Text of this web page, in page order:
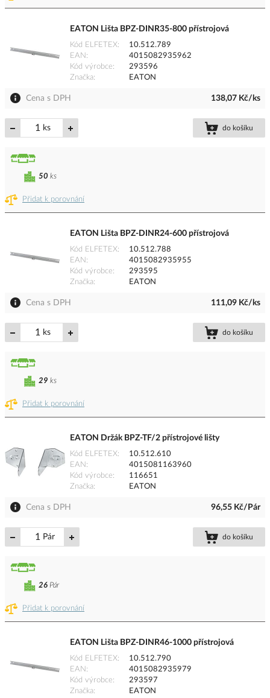
EATON Lišta BPZ-DINR35-800 přístrojová
Kód ELFETEX
10.512.789
EAN
4015082935962
Kód výrobce
293596
Značka
EATON
Cena s DPH 138,07 Kč/ks
ks do košíku
Přidat k porovnání
50 ks
EATON Lišta BPZ-DINR24-600 přístrojová
Kód ELFETEX
10.512.788
EAN
4015082935955
Kód výrobce
293595
Značka
EATON
Cena s DPH 111,09 Kč/ks
ks do košíku
Přidat k porovnání
29 ks
EATON Držák BPZ-TF/2 přístrojové lišty
Kód ELFETEX
10.512.610
EAN
4015081163960
Kód výrobce
116651
Značka
EATON
Cena s DPH 96,55 Kč/Pár
Pár do košíku
Přidat k porovnání
26 Pár
EATON Lišta BPZ-DINR46-1000 přístrojová
Kód ELFETEX
10.512.790
EAN
4015082935979
Kód výrobce
293597
Značka
EATON